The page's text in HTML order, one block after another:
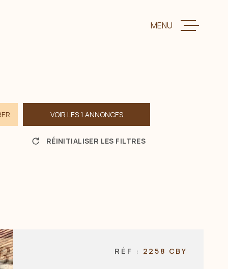
MENU
VOIR LES1 ANNONCES
RÉINITIALISER LES FILTRES
RÉF : 2258 CBY